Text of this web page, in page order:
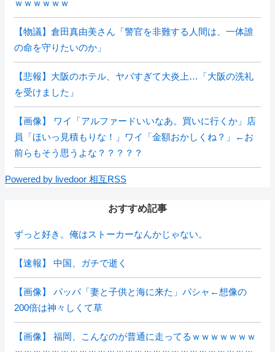
ｗｗｗｗｗｗ
【物議】倉田真由美さん「警官を非難する人間は、一体誰
の命を守りたいのか」
【悲報】大阪のホテル、ヤバすぎて大炎上…「大阪の洗礼
を受けました」
【画像】 ワイ「アルファードいいなあ。買いに行くか」店
員「ほいっ見積もりな！」ワイ「金額おかしくね？」←お
前らもそう思うよな？？？？？
Powered by livedoor 相互RSS
おすすめ記事
ずっと好き。俺はストーカーなんかじゃない。
【速報】 中国、ガチで逝く
【画像】 パッパ「妻と子供と海に来た」パシャ←想像の
200倍は神々しくて草
【画像】 福岡、こんなのが普通に走ってるｗｗｗｗｗｗｗ